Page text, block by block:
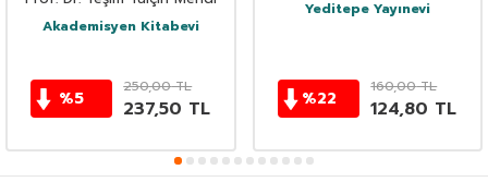
Akademisyen Kitabevi
%5
250,00TL
237,50 TL
Yeditepe Yayınevi
%22
160,00TL
124,80 TL